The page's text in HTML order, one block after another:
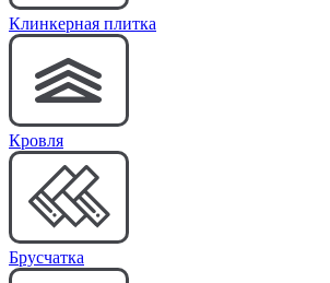
Клинкерная плитка
Кровля
Брусчатка